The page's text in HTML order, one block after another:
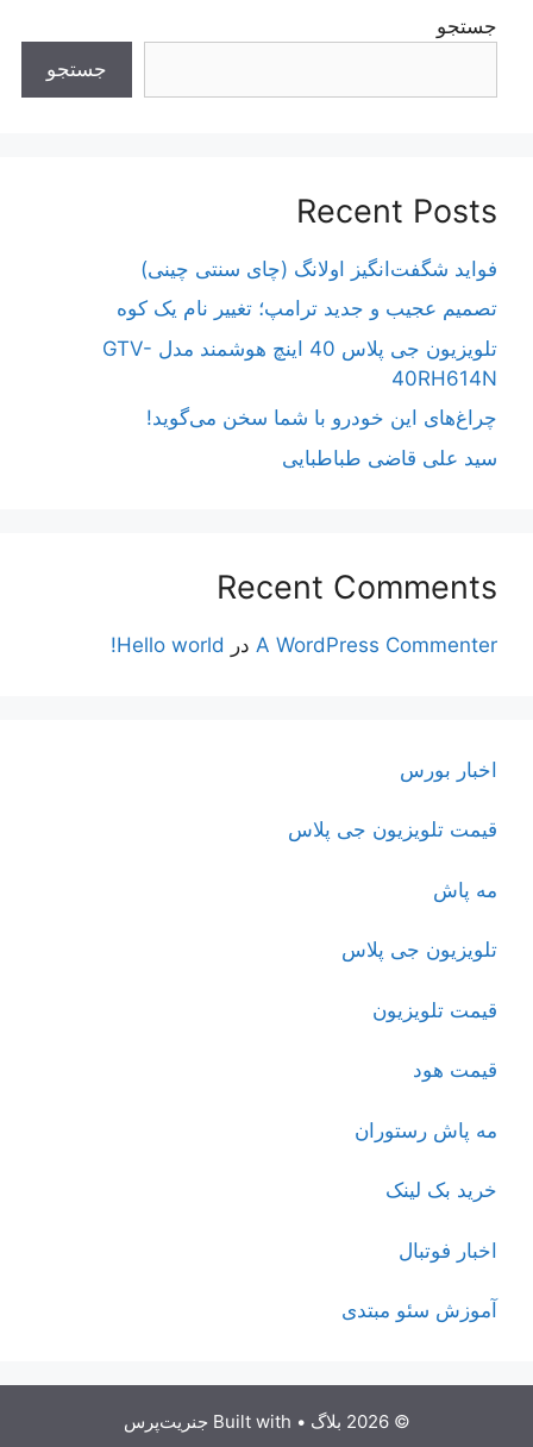
جستجو
جستجو
Recent Posts
فواید شگفت‌انگیز اولانگ (چای سنتی چینی)
تصمیم عجیب و جدید ترامپ؛ تغییر نام یک کوه
تلویزیون جی پلاس 40 اینچ هوشمند مدل GTV-
40RH614N
چراغ‌های این خودرو با شما سخن می‌گوید!
سید علی قاضی طباطبایی
Recent Comments
A WordPress Commenter در Hello world!
اخبار بورس
قیمت تلویزیون جی پلاس
مه پاش
تلویزیون جی پلاس
قیمت تلویزیون
قیمت هود
مه پاش رستوران
خرید بک لینک
اخبار فوتبال
آموزش سئو مبتدی
© 2026 بلاگ • Built with جنریت‌پرس